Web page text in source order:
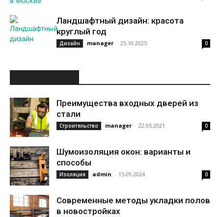
Ландшафтный дизайн: красота
круглый год
Дизайн manager - 25.10.2025 0
Преимущества входных дверей из
стали
Строительство manager - 22.05.2021 0
Шумоизоляция окон: варианты и
способы
Изоляция admin - 15.09.2024 0
Современные методы укладки полов
в новостройках